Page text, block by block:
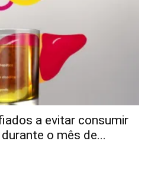
a evitar consumir
o mês de...